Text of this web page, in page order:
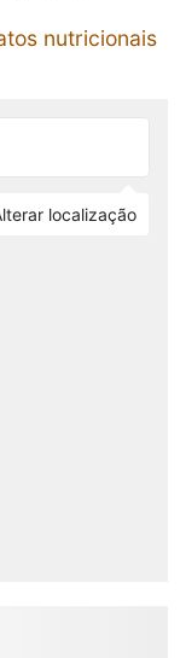
nutricionais